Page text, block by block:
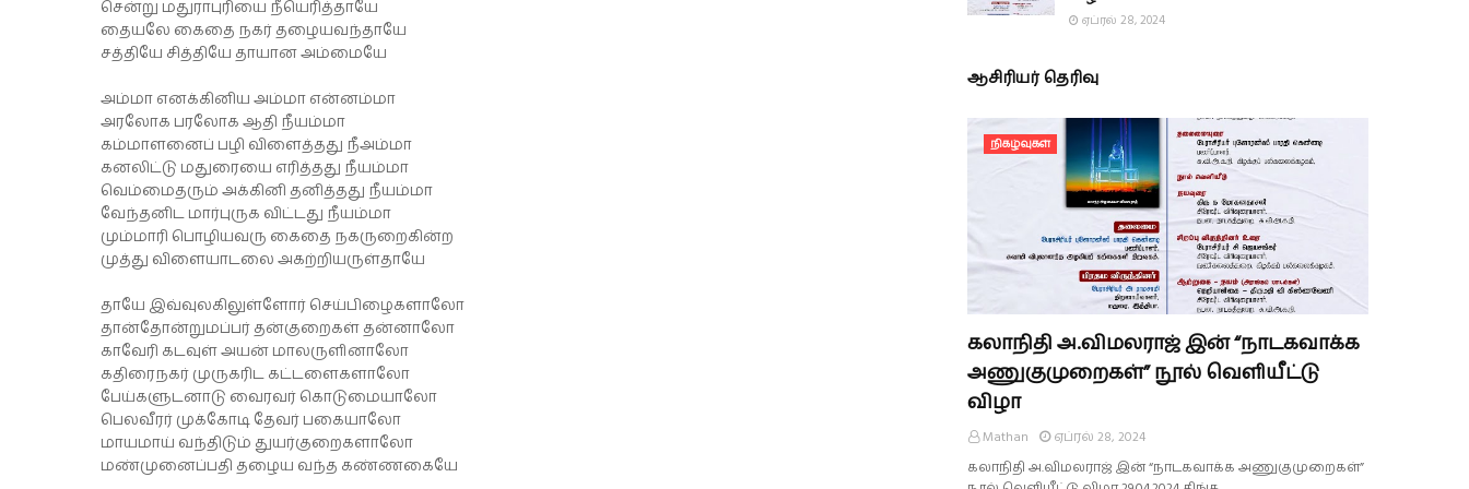
சென்று மதுராபுரியை நீயெரித்தாயே
தையலே கைதை நகர் தழையவந்தாயே
சத்தியே சித்தியே தாயான அம்மையே
அம்மா எனக்கினிய அம்மா என்னம்மா
அரலோக பரலோக ஆதி நீயம்மா
கம்மாளனைப் பழி விளைத்தது நீஅம்மா
கனலிட்டு மதுரையை எரித்தது நீயம்மா
வெம்மைதரும் அக்கினி தனித்தது நீயம்மா
வேந்தனிட மார்புருக விட்டது நீயம்மா
மும்மாரி பொழியவரு கைதை நகருறைகின்ற
முத்து விளையாடலை அகற்றியருள்தாயே
தாயே இவ்வுலகிலுள்ளோர் செய்பிழைகளாலோ
தான்தோன்றுமப்பர் தன்குறைகள் தன்னாலோ
காவேரி கடவுள் அயன் மாலருளினாலோ
கதிரைநகர் முருகரிட கட்டளைகளாலோ
பேய்களுடனாடு வைரவர் கொடுமையாலோ
பெலவீரர் முக்கோடி தேவர் பகையாலோ
மாயமாய் வந்திடும் துயர்குறைகளாலோ
மண்முனைப்பதி தழைய வந்த கண்ணகையே
ஏப்ரல் 28, 2024
ஆசிரியர் தெரிவு
நிகழ்வுகள்
கலாநிதி அ.விமலராஜ் இன் “நாடகவாக்க
அணுகுமுறைகள்” நூல் வெளியீட்டு
விழா
Mathan
ஏப்ரல் 28, 2024
கலாநிதி அ.விமலராஜ் இன் “நாடகவாக்க அணுகுமுறைகள்”